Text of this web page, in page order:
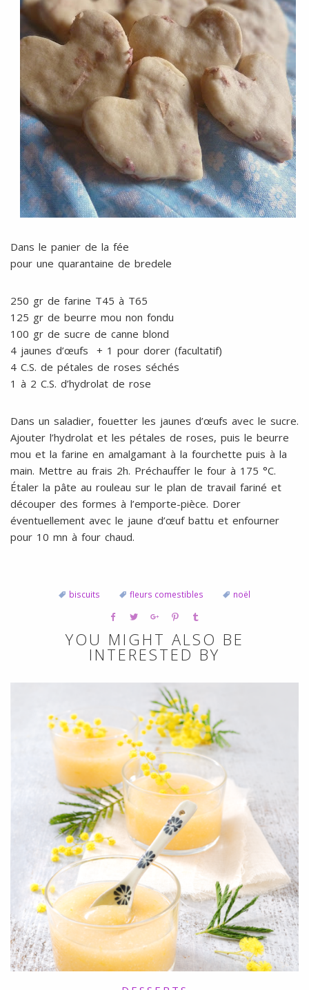
Dans le panier de la fée
pour une quarantaine de bredele
250 gr de farine T45 à T65
125 gr de beurre mou non fondu
100 gr de sucre de canne blond
4 jaunes d’œufs + 1 pour dorer (facultatif)
4 C.S. de pétales de roses séchés
1 à 2 C.S. d’hydrolat de rose
Dans un saladier, fouetter les jaunes d’œufs avec le sucre.
Ajouter l’hydrolat et les pétales de roses, puis le beurre
mou et la farine en amalgamant à la fourchette puis à la
main. Mettre au frais 2h. Préchauffer le four à 175 °C.
Étaler la pâte au rouleau sur le plan de travail fariné et
découper des formes à l’emporte-pièce. Dorer
éventuellement avec le jaune d’œuf battu et enfourner
pour 10 mn à four chaud.
biscuits fleurs comestibles noël
YOU MIGHT ALSO BE
INTERESTED BY